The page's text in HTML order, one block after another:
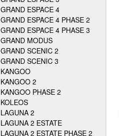
GRAND ESPACE 4
GRAND ESPACE 4 PHASE 2
GRAND ESPACE 4 PHASE 3
GRAND MODUS
GRAND SCENIC 2
GRAND SCENIC 3
KANGOO
KANGOO 2
KANGOO PHASE 2
KOLEOS
LAGUNA 2
LAGUNA 2 ESTATE
LAGUNA 2 ESTATE PHASE 2